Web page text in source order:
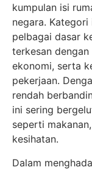
kumpulan isi
negara.
pelbagai dasar
terkesan
ekonomi, serta
pekerjaan.
rendah
ini sering
seperti
kesihatan.
Dalam